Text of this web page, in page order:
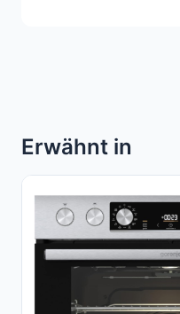
Erwähnt in